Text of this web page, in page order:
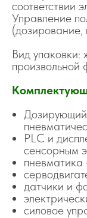
соответствии
Управление
Вид упаковки:
произвольной
PLC и
сенсорным
пневматика
датчики и
силовое